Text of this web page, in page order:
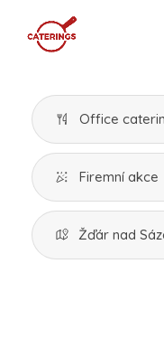
Office
Firemní akce
Žďár nad